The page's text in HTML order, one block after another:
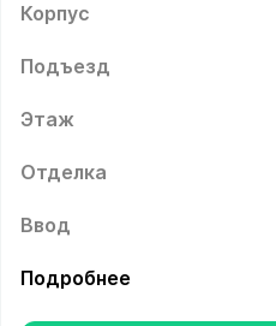
Корпус
Подъезд
Этаж
Отделка
Ввод
Подробнее